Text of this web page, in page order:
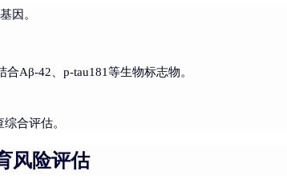
因。
Aβ-42、p-tau181等生物标志物。
合评估。
风险评估